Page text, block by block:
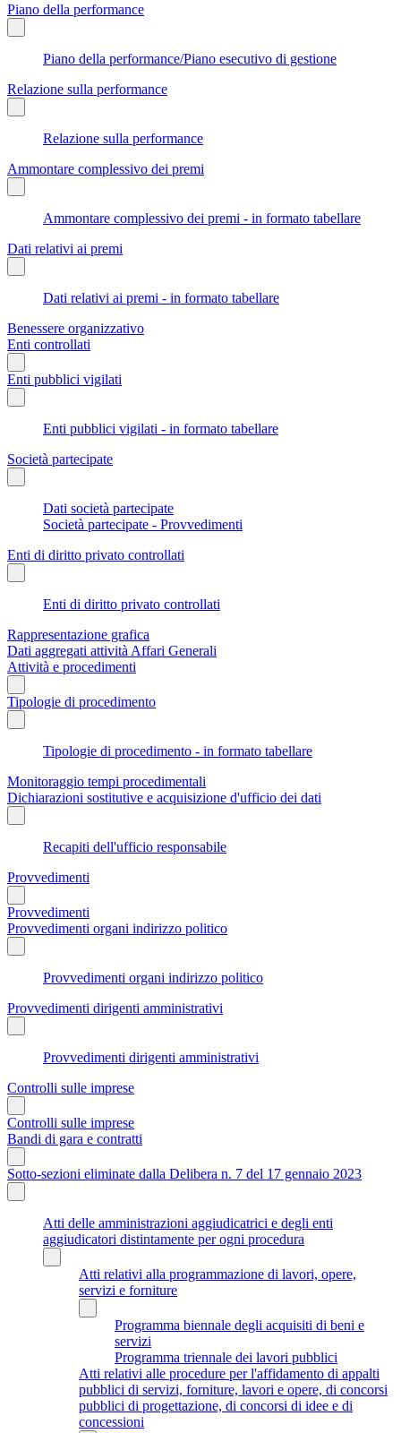
Piano della performance
Piano della performance/Piano esecutivo di gestione
Relazione sulla performance
Relazione sulla performance
Ammontare complessivo dei premi
Ammontare complessivo dei premi - in formato tabellare
Dati relativi ai premi
Dati relativi ai premi - in formato tabellare
Benessere organizzativo
Enti controllati
Enti pubblici vigilati
Enti pubblici vigilati - in formato tabellare
Società partecipate
Dati società partecipate
Società partecipate - Provvedimenti
Enti di diritto privato controllati
Enti di diritto privato controllati
Rappresentazione grafica
Dati aggregati attività Affari Generali
Attività e procedimenti
Tipologie di procedimento
Tipologie di procedimento - in formato tabellare
Monitoraggio tempi procedimentali
Dichiarazioni sostitutive e acquisizione d'ufficio dei dati
Recapiti dell'ufficio responsabile
Provvedimenti
Provvedimenti
Provvedimenti organi indirizzo politico
Provvedimenti organi indirizzo politico
Provvedimenti dirigenti amministrativi
Provvedimenti dirigenti amministrativi
Controlli sulle imprese
Controlli sulle imprese
Bandi di gara e contratti
Sotto-sezioni eliminate dalla Delibera n. 7 del 17 gennaio 2023
Atti delle amministrazioni aggiudicatrici e degli enti
aggiudicatori distintamente per ogni procedura
Atti relativi alla programmazione di lavori, opere,
servizi e forniture
Programma biennale degli acquisiti di beni e
servizi
Programma triennale dei lavori pubblici
Atti relativi alle procedure per l'affidamento di appalti
pubblici di servizi, forniture, lavori e opere, di concorsi
pubblici di progettazione, di concorsi di idee e di
concessioni